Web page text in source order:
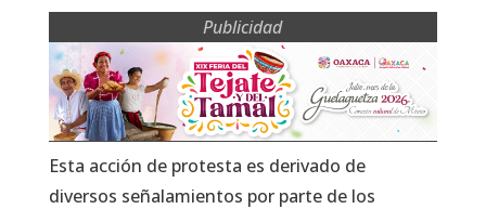
Publicidad
Esta acción de protesta es derivado de
diversos señalamientos por parte de los